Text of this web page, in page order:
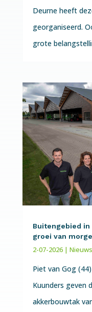
Deurne heeft
georganiseerd.
grote
Buitengebied in
groei van
2-07-2026| Nieuws
Piet van Gog
Kuunders geven
akkerbouwtak